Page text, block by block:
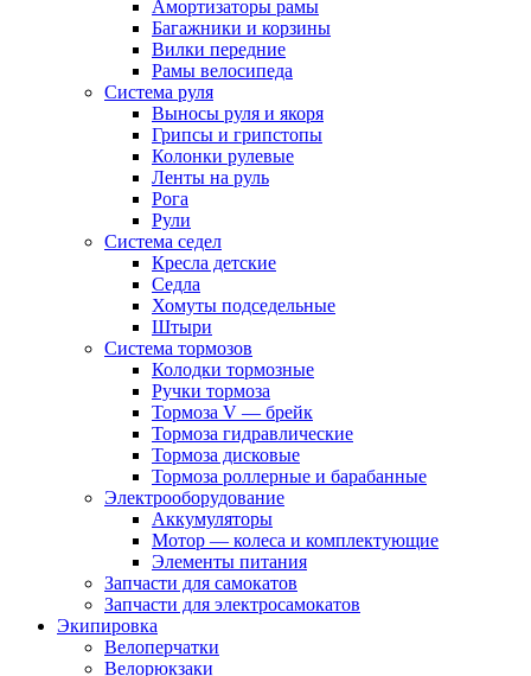
Амортизаторы рамы
Багажники и корзины
Вилки передние
Рамы велосипеда
Система руля
Выносы руля и якоря
Грипсы и грипстопы
Колонки рулевые
Ленты на руль
Рога
Рули
Система седел
Кресла детские
Седла
Хомуты подседельные
Штыри
Система тормозов
Колодки тормозные
Ручки тормоза
Тормоза V — брейк
Тормоза гидравлические
Тормоза дисковые
Тормоза роллерные и барабанные
Электрооборудование
Аккумуляторы
Мотор — колеса и комплектующие
Элементы питания
Запчасти для самокатов
Запчасти для электросамокатов
Экипировка
Велоперчатки
Велорюкзаки